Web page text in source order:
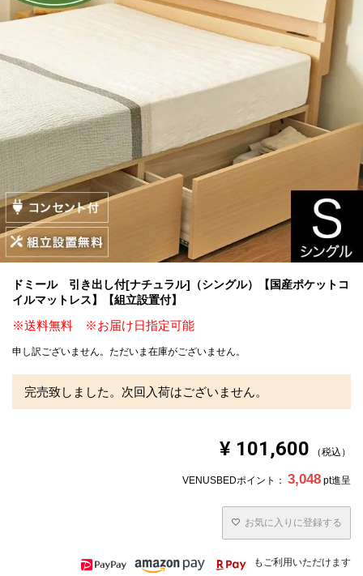
ドミール 引き出し付[ナチュラル]（シングル）【国産ポケットコ
イルマットレス】【組立設置付】
※送料無料 ※お届け日指定可能
申し訳ございません。ただいま在庫がございません。
完売致しました。次回入荷はございません。
¥ 101,600 税込
VENUSBEDポイント： 3,048 pt進呈
お気に入りに登録する
もご利用いただけます